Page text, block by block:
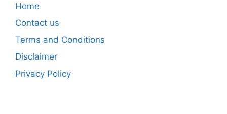
Home
Contact us
Terms and Conditions
Disclaimer
Privacy Policy